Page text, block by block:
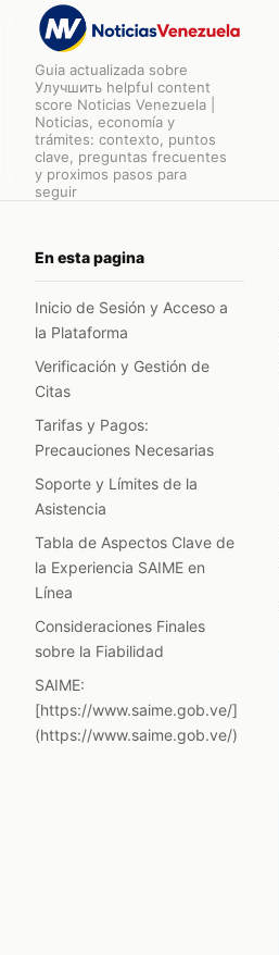
Guia actualizada sobre
Улучшить helpful content
score Noticias Venezuela |
Noticias, economía y
trámites: contexto, puntos
clave, preguntas frecuentes
y proximos pasos para
seguir
En esta pagina
Inicio de Sesión y Acceso a
la Plataforma
Verificación y Gestión de
Citas
Tarifas y Pagos:
Precauciones Necesarias
Soporte y Límites de la
Asistencia
Tabla de Aspectos Clave de
la Experiencia SAIME en
Línea
Consideraciones Finales
sobre la Fiabilidad
SAIME:
[https://www.saime.gob.ve/]
(https://www.saime.gob.ve/)